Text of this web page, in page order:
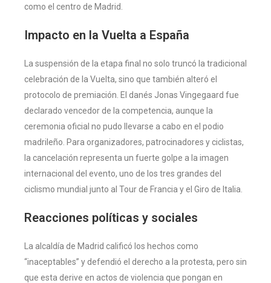
como el centro de Madrid.
Impacto en la Vuelta a España
La suspensión de la etapa final no solo truncó la tradicional
celebración de la Vuelta, sino que también alteró el
protocolo de premiación. El danés Jonas Vingegaard fue
declarado vencedor de la competencia, aunque la
ceremonia oficial no pudo llevarse a cabo en el podio
madrileño. Para organizadores, patrocinadores y ciclistas,
la cancelación representa un fuerte golpe a la imagen
internacional del evento, uno de los tres grandes del
ciclismo mundial junto al Tour de Francia y el Giro de Italia.
Reacciones políticas y sociales
La alcaldía de Madrid calificó los hechos como
“inaceptables” y defendió el derecho a la protesta, pero sin
que esta derive en actos de violencia que pongan en